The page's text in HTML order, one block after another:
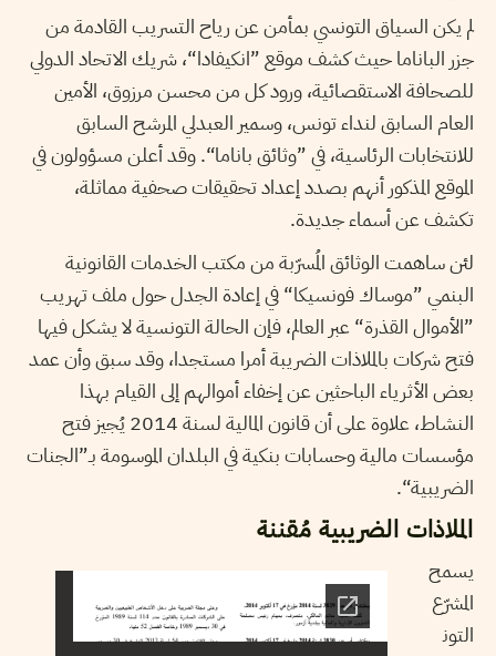
لم يكن السياق التونسي بمأمن عن رياح التسريب القادمة من
جزر الباناما حيث كشف موقع ”انكيفادا“، شريك الاتحاد الدولي
للصحافة الاستقصائية، ورود كل من محسن مرزوق، الأمين
العام السابق لنداء تونس، وسمير العبدلي المرشح السابق
للانتخابات الرئاسية، في ”وثائق باناما“. وقد أعلن مسؤولون في
الموقع المذكور أنهم بصدد إعداد تحقيقات صحفية مماثلة،
تكشف عن أسماء جديدة.
لئن ساهمت الوثائق المُسرّبة من مكتب الخدمات القانونية
البنمي ”موساك فونسيكا“ في إعادة الجدل حول ملف تهريب
”الأموال القذرة“ عبر العالم، فإن الحالة التونسية لا يشكل فيها
فتح شركات بالملاذات الضريبة أمرا مستجدا، وقد سبق وأن عمد
بعض الأثرياء الباحثين عن إخفاء أموالهم إلى القيام بهذا
النشاط، علاوة على أن قانون المالية لسنة 2014 يُجيز فتح
مؤسسات مالية وحسابات بنكية في البلدان الموسومة بـ”الجنات
الضريبية“.
الملاذات الضريبية مُقننة
يسمح
المشرّع
التون